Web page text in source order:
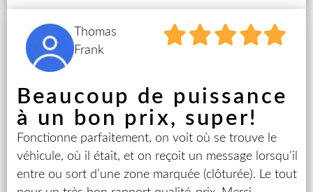
Thomas
Frank
Beaucoup de puissance
à un bon prix, super!
Fonctionne parfaitement, on voit où se trouve le
véhicule, où il était, et on reçoit un message lorsqu’il
entre ou sort d’une zone marquée (clôturée). Le tout